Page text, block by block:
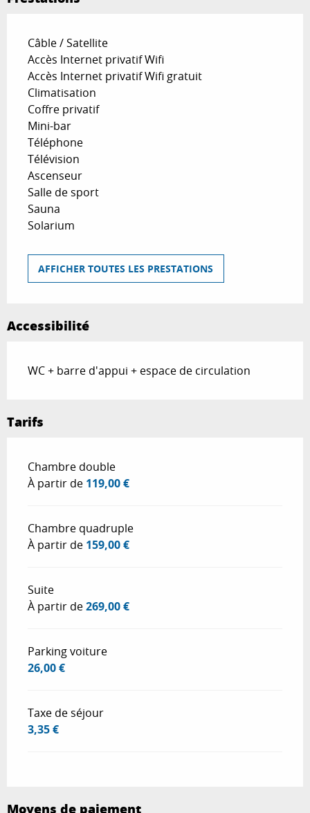
Câble / Satellite
Accès Internet privatif Wifi
Accès Internet privatif Wifi gratuit
Climatisation
Coffre privatif
Mini-bar
Téléphone
Télévision
Ascenseur
Salle de sport
Sauna
Solarium
AFFICHER TOUTES LES PRESTATIONS
Accessibilité
WC + barre d'appui + espace de circulation
Tarifs
Tarifs 2026
Chambre double
À partir de 119,00 €
Chambre quadruple
À partir de 159,00 €
Suite
À partir de269,00 €
Parking voiture
26,00 €
Taxe de séjour
3,35 €
Moyens de paiement